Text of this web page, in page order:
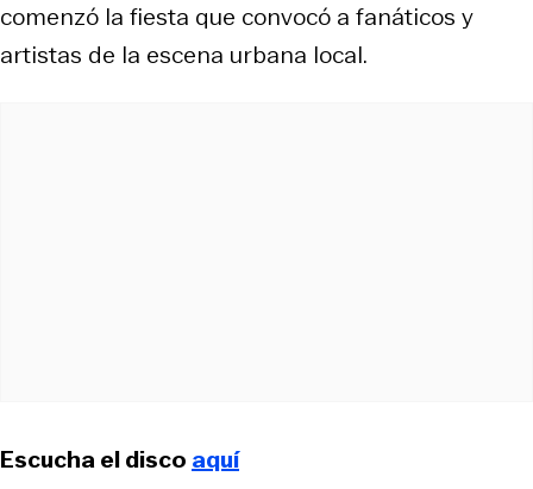
comenzó la fiesta que convocó a fanáticos y
artistas de la escena urbana local.
Escucha el disco aquí